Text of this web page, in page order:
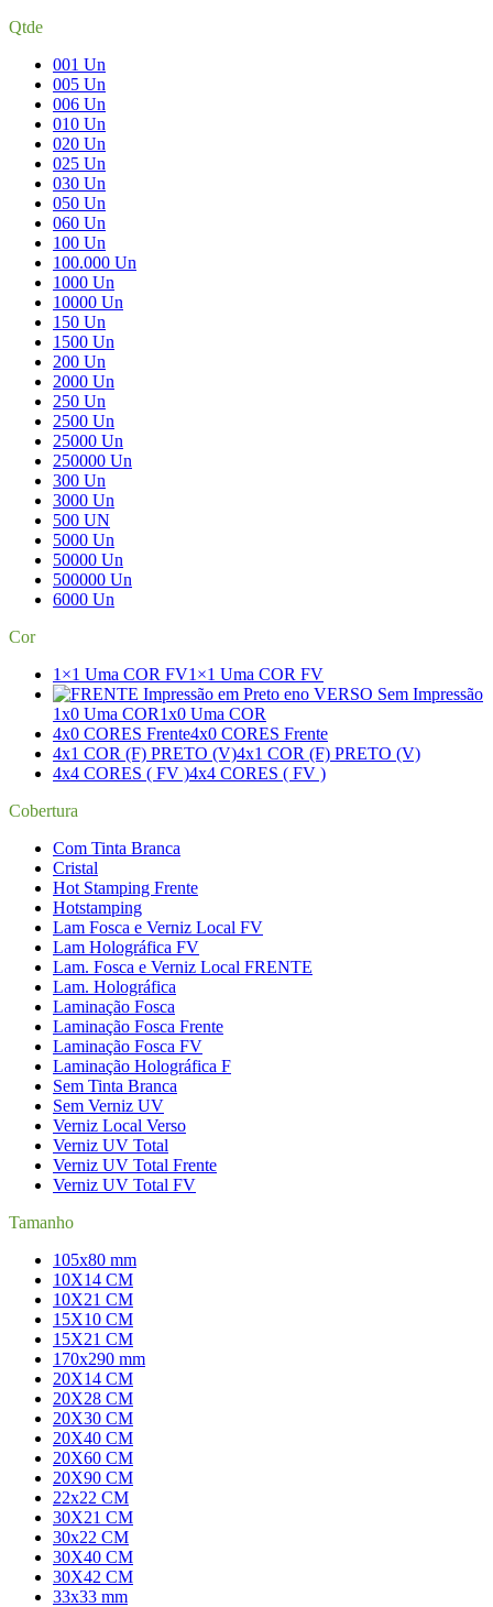
Qtde
001 Un
005 Un
006 Un
010 Un
020 Un
025 Un
030 Un
050 Un
060 Un
100 Un
100.000 Un
1000 Un
10000 Un
150 Un
1500 Un
200 Un
2000 Un
250 Un
2500 Un
25000 Un
250000 Un
300 Un
3000 Un
500 UN
5000 Un
50000 Un
500000 Un
6000 Un
Cor
1×1 Uma COR FV1×1 Uma COR FV
1x0 Uma COR1x0 Uma COR
4x0 CORES Frente4x0 CORES Frente
4x1 COR (F) PRETO (V)4x1 COR (F) PRETO (V)
4x4 CORES ( FV )4x4 CORES ( FV )
Cobertura
Com Tinta Branca
Cristal
Hot Stamping Frente
Hotstamping
Lam Fosca e Verniz Local FV
Lam Holográfica FV
Lam. Fosca e Verniz Local FRENTE
Lam. Holográfica
Laminação Fosca
Laminação Fosca Frente
Laminação Fosca FV
Laminação Holográfica F
Sem Tinta Branca
Sem Verniz UV
Verniz Local Verso
Verniz UV Total
Verniz UV Total Frente
Verniz UV Total FV
Tamanho
105x80 mm
10X14 CM
10X21 CM
15X10 CM
15X21 CM
170x290 mm
20X14 CM
20X28 CM
20X30 CM
20X40 CM
20X60 CM
20X90 CM
22x22 CM
30X21 CM
30x22 CM
30X40 CM
30X42 CM
33x33 mm